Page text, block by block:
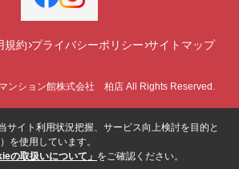
規約 プライバシーポリシー サイトマップ
ンション館株式会社 柏店 All Rights Reserved.
サイト利用状況把握、サービス向上検討を目的と
を使用しています。
の取扱いについて」 をご確認ください。